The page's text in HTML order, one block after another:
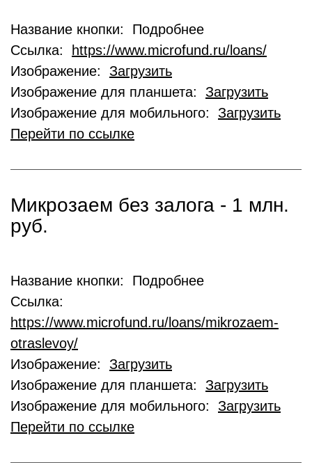
Название кнопки: Подробнее
Ссылка:
https://www.microfund.ru/loans/
Изображение: Загрузить
Изображение для планшета: Загрузить
Изображение для мобильного: Загрузить
Перейти по ссылке
Микрозаем без залога - 1 млн.
руб.
Название кнопки: Подробнее
Ссылка:
https://www.microfund.ru/loans/mikrozaem-
otraslevoy/
Изображение: Загрузить
Изображение для планшета: Загрузить
Изображение для мобильного: Загрузить
Перейти по ссылке